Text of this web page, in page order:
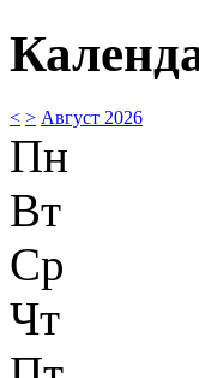
< > Август 2026
Пн
Вт
Ср
Чт